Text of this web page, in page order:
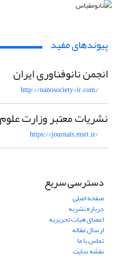
پیوندهای مفید
انجمن نانوفناوری ایران
http://nanosociety-ir.com/
نشریات معتبر وزارت
https://journals.msrt.ir/
دسترسی سریع
صفحه اصلی
درباره نشریه
اعضای هیات تحریریه
ارسال مقاله
تماس با ما
نقشه سایت